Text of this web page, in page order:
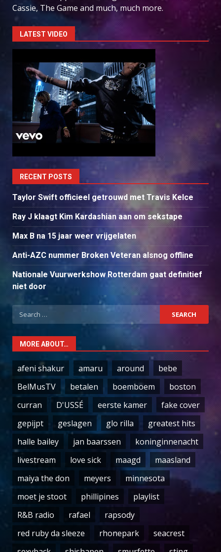
Cassie, The Game and much, much more.
LATEST VIDEO
RECENT POSTS
Taylor Swift officieel getrouwd met Travis Kelce
Ray J klaagt Kim Kardashian aan om sekstape
Max B na 15 jaar weer vrijgelaten
Anti-AZC nummer Broken Veteran alsnog offline
Nationale Vuurwerkshow Rotterdam gaat definitief
niet door
Search
for:
MORE ABOUT…
afeni shakur amaru around
bebe
BelMusTV
betalen boemboem
boston
curran
D'USSÉ eerste kamer
fake cover
gepijpt
geslagen glo rilla
greatest hits
halle bailey
jan baarssen
koninginnenacht
livestream
love sick maagd
maasland
maiya the don
meyers
minnesota
moet je stoot
phillipines
playlist
R&B radio
rafael
rapsody
red ruby da sleeze
rhonepark
seacrest